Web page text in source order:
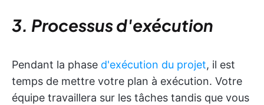
3. Processus d'exécution
Pendant la phase d'exécution du projet, il est
temps de mettre votre plan à exécution. Votre
équipe travaillera sur les tâches tandis que vous